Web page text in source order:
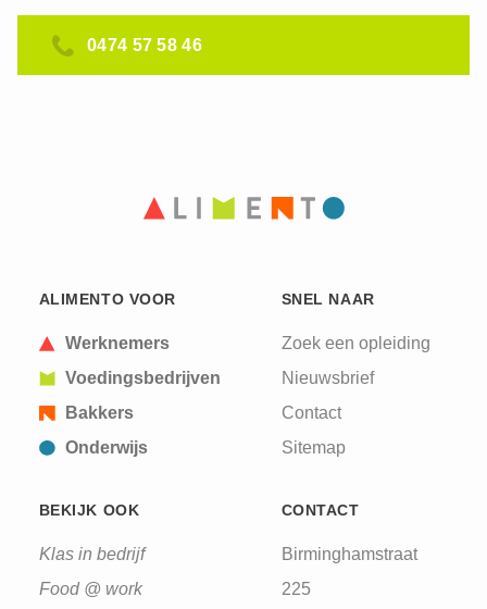
0474 57 58 46
ALIMENTO VOOR
Werknemers
Voedingsbedrijven
Bakkers
Onderwijs
SNEL NAAR
Zoek een opleiding
Nieuwsbrief
Contact
Sitemap
BEKIJK OOK
Klas in bedrijf
Food @ work
CONTACT
Birminghamstraat
225